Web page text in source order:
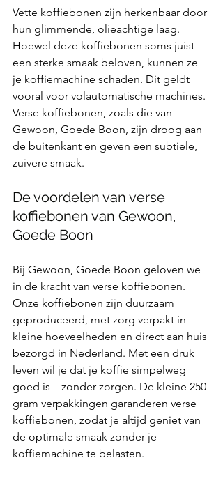
Vette koffiebonen zijn herkenbaar door
hun glimmende, olieachtige laag.
Hoewel deze koffiebonen soms juist
een sterke smaak beloven, kunnen ze
je koffiemachine schaden. Dit geldt
vooral voor volautomatische machines.
Verse koffiebonen, zoals die van
Gewoon, Goede Boon, zijn droog aan
de buitenkant en geven een subtiele,
zuivere smaak.
De voordelen van verse
koffiebonen van Gewoon,
Goede Boon
Bij Gewoon, Goede Boon geloven we
in de kracht van verse koffiebonen.
Onze koffiebonen zijn duurzaam
geproduceerd, met zorg verpakt in
kleine hoeveelheden en direct aan huis
bezorgd in Nederland. Met een druk
leven wil je dat je koffie simpelweg
goed is – zonder zorgen. De kleine 250-
gram verpakkingen garanderen verse
koffiebonen, zodat je altijd geniet van
de optimale smaak zonder je
koffiemachine te belasten.